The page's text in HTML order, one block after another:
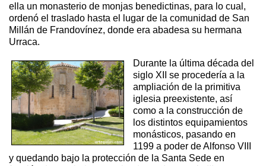
ella un monasterio de monjas benedictinas, para lo cual,
ordenó el traslado hasta el lugar de la comunidad de San
Millán de Frandovínez, donde era abadesa su hermana
Urraca.
Durante la última década del
siglo XII se procedería a la
ampliación de la primitiva
iglesia preexistente, así
como a la construcción de
los distintos equipamientos
monásticos, pasando en
1199 a poder de Alfonso VIII
y quedando bajo la protección de la Santa Sede en